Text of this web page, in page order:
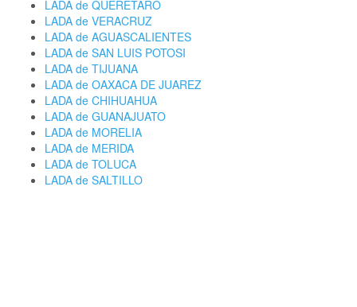
LADA de QUERETARO
LADA de VERACRUZ
LADA de AGUASCALIENTES
LADA de SAN LUIS POTOSI
LADA de TIJUANA
LADA de OAXACA DE JUAREZ
LADA de CHIHUAHUA
LADA de GUANAJUATO
LADA de MORELIA
LADA de MERIDA
LADA de TOLUCA
LADA de SALTILLO